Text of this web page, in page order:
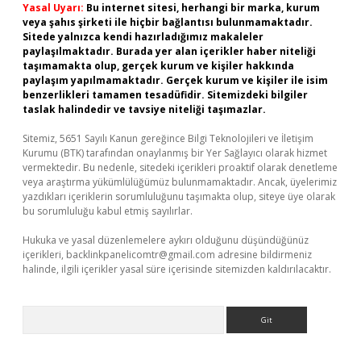
Yasal Uyarı: Bu internet sitesi, herhangi bir marka, kurum
veya şahıs şirketi ile hiçbir bağlantısı bulunmamaktadır.
Sitede yalnızca kendi hazırladığımız makaleler
paylaşılmaktadır. Burada yer alan içerikler haber niteliği
taşımamakta olup, gerçek kurum ve kişiler hakkında
paylaşım yapılmamaktadır. Gerçek kurum ve kişiler ile isim
benzerlikleri tamamen tesadüfidir. Sitemizdeki bilgiler
taslak halindedir ve tavsiye niteliği taşımazlar.
Sitemiz, 5651 Sayılı Kanun gereğince Bilgi Teknolojileri ve İletişim
Kurumu (BTK) tarafından onaylanmış bir Yer Sağlayıcı olarak hizmet
vermektedir. Bu nedenle, sitedeki içerikleri proaktif olarak denetleme
veya araştırma yükümlülüğümüz bulunmamaktadır. Ancak, üyelerimiz
yazdıkları içeriklerin sorumluluğunu taşımakta olup, siteye üye olarak
bu sorumluluğu kabul etmiş sayılırlar.
Hukuka ve yasal düzenlemelere aykırı olduğunu düşündüğünüz
içerikleri, backlinkpanelicomtr@gmail.com adresine bildirmeniz
halinde, ilgili içerikler yasal süre içerisinde sitemizden kaldırılacaktır.